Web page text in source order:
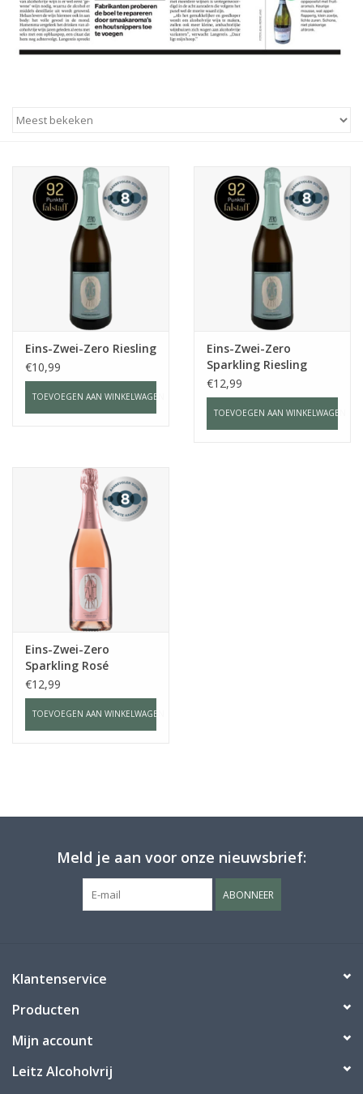
Eins-Zwei-Zero Riesling
€10,99
TOEVOEGEN AAN WINKELWAGEN
Eins-Zwei-Zero
Sparkling Riesling
€12,99
TOEVOEGEN AAN WINKELWAGEN
Eins-Zwei-Zero
Sparkling Rosé
€12,99
TOEVOEGEN AAN WINKELWAGEN
Meld je aan voor onze nieuwsbrief:
ABONNEER
Klantenservice
Producten
Mijn account
Leitz Alcoholvrij